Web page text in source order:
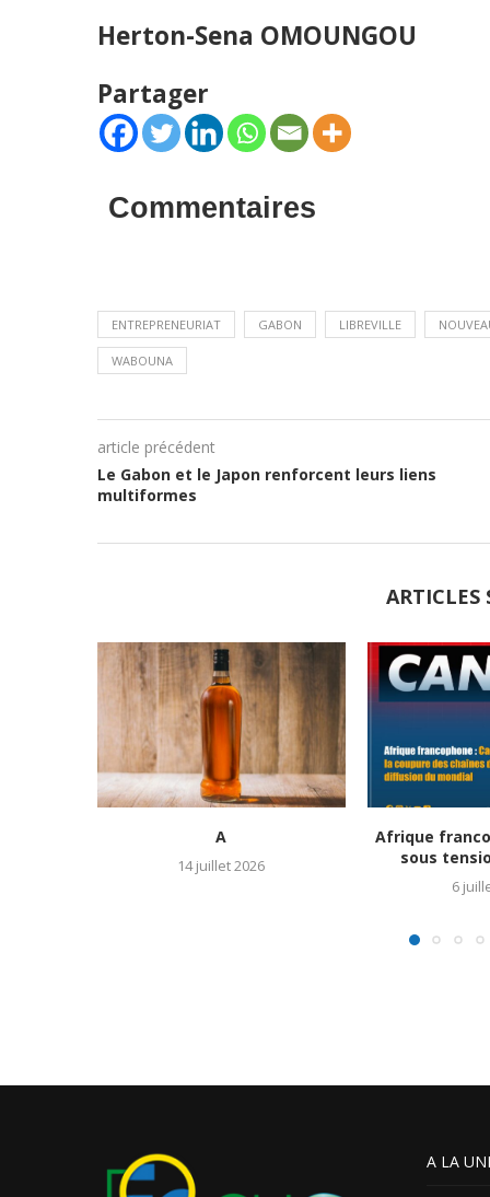
Herton-Sena OMOUNGOU
Partager
Commentaires
ENTREPRENEURIAT GABON LIBREVILLE
WABOUNA
article précédent
Le Gabon et le Japon renforcent leurs liens
multiformes
ARTICLES
A
14 juillet 2026
Afrique
sous
6
A LA